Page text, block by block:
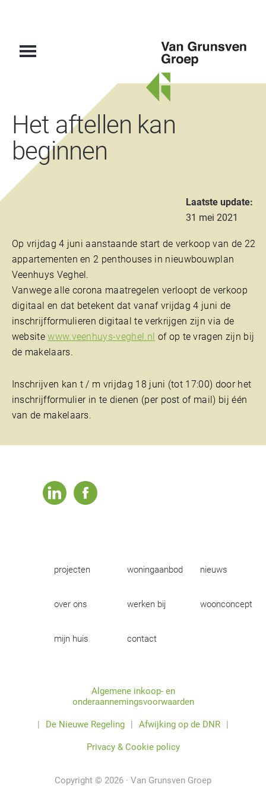
Grunsven
Groep
Het aftellen kan
beginnen
Laatste update:
31 mei 2021
Op vrijdag 4 juni aanstaande start de verkoop van de 22
appartementen en 2 penthouses in nieuwbouwplan
Veenhuys Veghel.
Vanwege alle corona maatregelen verloopt de verkoop
digitaal en dat betekent dat vanaf vrijdag 4 juni de
inschrijfformulieren digitaal te verkrijgen zijn via de
websitewww.veenhuys-veghel.nl of op te vragen zijn bij
de makelaars.
Inschrijven kan t / m vrijdag 18 juni (tot 17:00) door het
inschrijfformulier in te dienen (per post of mail) bij één
van de makelaars.
linkedinfacebook
projecten woningaanbod nieuws
over ons werken bij woonconcept
mijn huis contact
Algemene inkoop- en
onderaannemingsvoorwaarden
| De Nieuwe Regeling | Afwijking op de DNR |
Privacy & Cookie policy
Copyright © 2026 · Van Grunsven Groep